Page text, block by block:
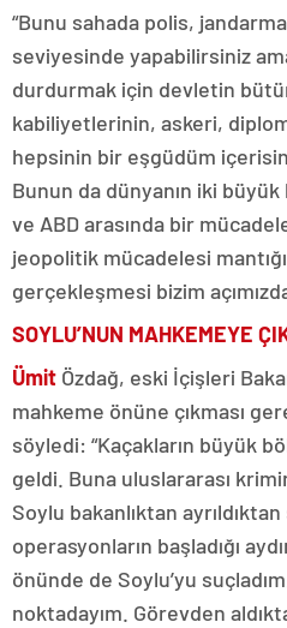
“Bunu sahada polis,
seviyesinde yapabilirsiniz
durdurmak için devletin
kabiliyetlerinin, askeri,
hepsinin bir eşgüdüm
Bunun da dünyanın iki büyük
ve ABD arasında bir
jeopolitik mücadelesi
gerçekleşmesi bizim
SOYLU’NUN MAHKEMEYE
Ümit Özdağ, eski İçişleri
mahkeme önüne çıkması
söyledi: “Kaçakların büyük
geldi. Buna uluslararası
Soylu bakanlıktan
operasyonların başladığı
önünde de Soylu’yu
noktadayım. Görevden